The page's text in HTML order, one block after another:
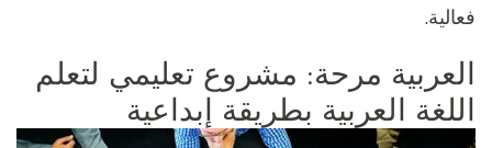
فعالية.
العربية مرحة: مشروع تعليمي لتعلم
اللغة العربية بطريقة إبداعية